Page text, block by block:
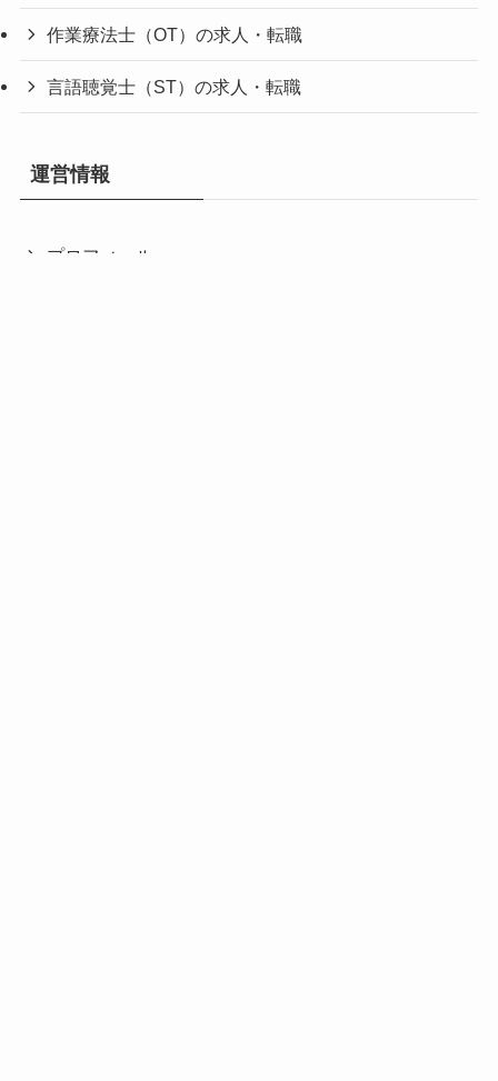
作業療法士（OT）の求人・転職
言語聴覚士（ST）の求人・転職
運営情報
プロフィール